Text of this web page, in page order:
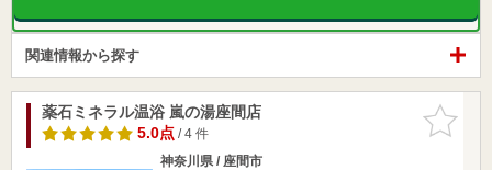
関連情報から探す
お気に入
りに追加
薬石ミネラル温浴 嵐の湯座間店
5.0点/ 4 件
神奈川県 / 座間市